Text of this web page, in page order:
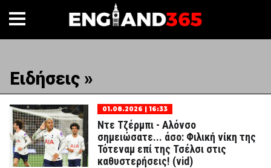
Ειδήσεις »
01.08.2026 | 16:33
Ντε Τζέρμπι - Αλόνσο
σημειώσατε... άσο: Φιλική νίκη της
Τότεναμ επί της Τσέλσι στις
καθυστερήσεις! (vid)